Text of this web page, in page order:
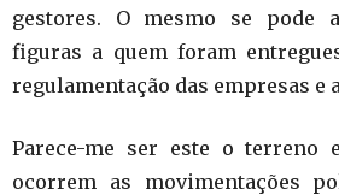
gestores. O mesmo se pode
figuras a quem foram
regulamentação das empresas e
Parece-me ser este o terreno
ocorrem as movimentações